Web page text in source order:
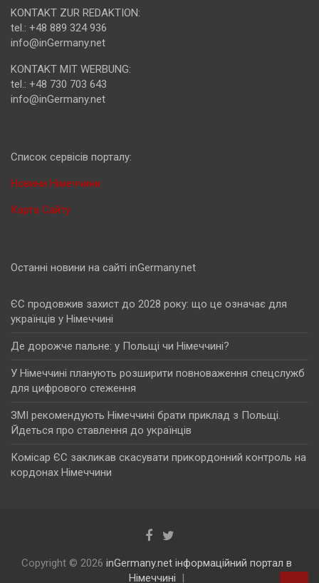
KONTAKT ZUR REDAKTION:
tel.: +48 889 324 936
info@inGermany.net
KONTAKT MIT WERBUNG:
tel.: +48 730 703 643
info@inGermany.net
Cписок сервісів порталу:
Новини Німеччини
Карта Сайту
Останні новини на сайті inGermany.net
ЄС продовжив захист до 2028 року: що це означає для
українців у Німеччині
Де дорожче пальне: у Польщі чи Німеччині?
У Німеччині планують розширити повноваження спецслужб
для цифрового стеження
ЗМІ рекомендують Німеччині брати приклад з Польщі.
Йдеться про ставлення до українців
Комісар ЄС закликав скасувати прикордонний контроль на
кордонах Німеччини
Copyright © 2026 inGermany.net інформаційний портал в
Німеччині